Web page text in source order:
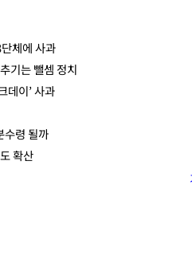
체에 사과
기는 뺄셈 정치
데이’ 사과
령 될까
확산